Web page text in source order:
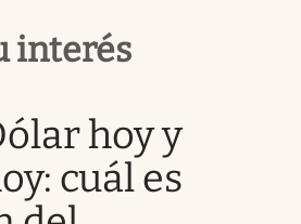
interés
hoy y
cuál es